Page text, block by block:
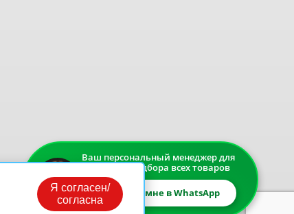
Ваш персональный менеджер для
быстрого подбора всех товаров
Напишите мне в WhatsApp
Я согласен/
согласна